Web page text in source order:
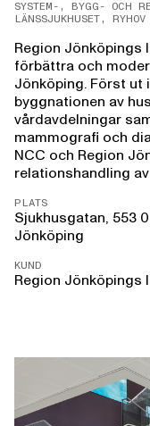
SYSTEM-, BYGG- OCH
LÄNSSJUKHUSET, RYHOV
Region Jönköpings
förbättra och
Jönköping. Först ut
byggnationen av
vårdavdelningar
mammografi och
NCC och Region
relationshandling
PLATS
Sjukhusgatan, 553
Jönköping
KUND
Region Jönköpings